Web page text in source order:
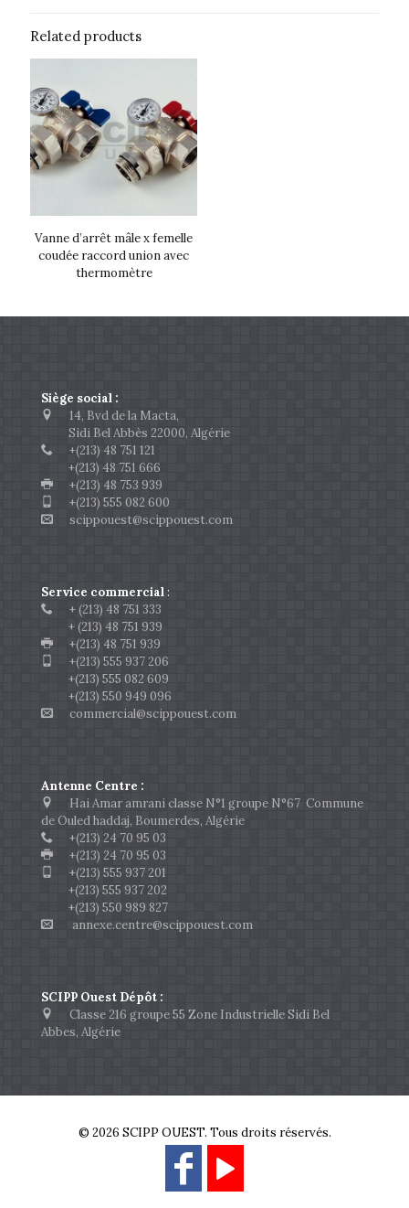
Related products
Vanne d’arrêt mâle x femelle
coudée raccord union avec
thermomètre
Siège social :
14, Bvd de la Macta,
Sidi Bel Abbès 22000, Algérie
+(213) 48 751 121
+(213) 48 751 666
+(213) 48 753 939
+(213) 555 082 600
scippouest@scippouest.com
Service commercial:
+ (213) 48 751 333
+ (213) 48 751 939
+(213) 48 751 939
+(213) 555 937 206
+(213) 555 082 609
+(213) 550 949 096
commercial@scippouest.com
Antenne Centre :
Hai Amar amrani classe N°1 groupe N°67 Commune
de Ouled haddaj, Boumerdes, Algérie
+(213) 24 70 95 03
+(213) 24 70 95 03
+(213) 555 937 201
+(213) 555 937 202
+(213) 550 989 827
annexe.centre@scippouest.com
SCIPP Ouest Dépôt :
Classe 216 groupe 55 Zone Industrielle Sidi Bel
Abbes, Algérie
© 2026 SCIPP OUEST. Tous droits réservés.